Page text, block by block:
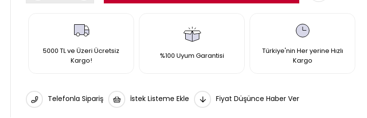
5000 TL ve Üzeri Ücretsiz
Kargo!
%100 Uyum Garantisi
Türkiye'nin Her yerine Hızlı
Kargo
Telefonla Sipariş İstek Listeme Ekle Fiyat Düşünce Haber Ver